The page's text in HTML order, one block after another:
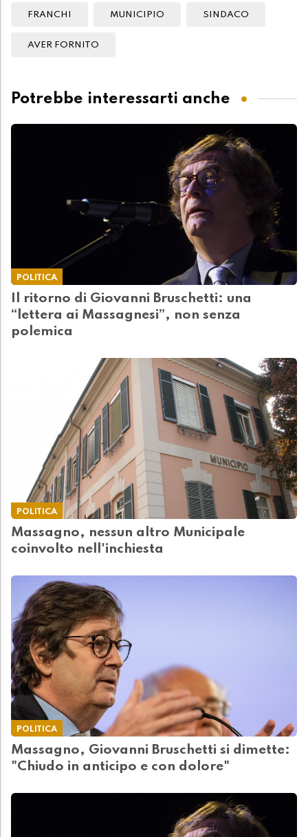
FRANCHI MUNICIPIO SINDACO
AVER FORNITO
Potrebbe interessarti anche
POLITICA
Il ritorno di Giovanni Bruschetti: una
“lettera ai Massagnesi”, non senza
polemica
POLITICA
Massagno, nessun altro Municipale
coinvolto nell'inchiesta
POLITICA
Massagno, Giovanni Bruschetti si dimette:
"Chiudo in anticipo e con dolore"